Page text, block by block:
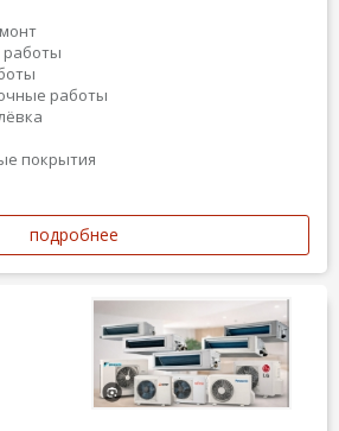
работы
работы
покрытия
подробнее